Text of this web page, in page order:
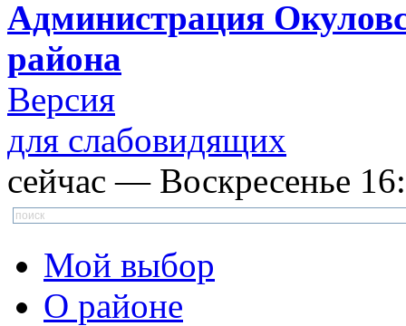
Администрация
района
Версия
для слабовидящих
сейчас — Воскресенье
Мой выбор
О районе